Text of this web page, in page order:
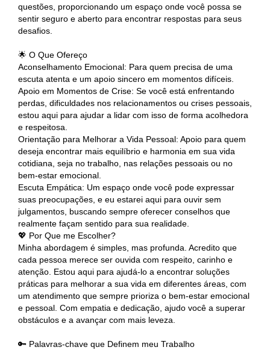
questões, proporcionando um espaço onde você possa se
sentir seguro e aberto para encontrar respostas para seus
desafios.
🌟 O Que Ofereço
Aconselhamento Emocional: Para quem precisa de uma
escuta atenta e um apoio sincero em momentos difíceis.
Apoio em Momentos de Crise: Se você está enfrentando
perdas, dificuldades nos relacionamentos ou crises pessoais,
estou aqui para ajudar a lidar com isso de forma acolhedora
e respeitosa.
Orientação para Melhorar a Vida Pessoal: Apoio para quem
deseja encontrar mais equilíbrio e harmonia em sua vida
cotidiana, seja no trabalho, nas relações pessoais ou no
bem-estar emocional.
Escuta Empática: Um espaço onde você pode expressar
suas preocupações, e eu estarei aqui para ouvir sem
julgamentos, buscando sempre oferecer conselhos que
realmente façam sentido para sua realidade.
💖 Por Que me Escolher?
Minha abordagem é simples, mas profunda. Acredito que
cada pessoa merece ser ouvida com respeito, carinho e
atenção. Estou aqui para ajudá-lo a encontrar soluções
práticas para melhorar a sua vida em diferentes áreas, com
um atendimento que sempre prioriza o bem-estar emocional
e pessoal. Com empatia e dedicação, ajudo você a superar
obstáculos e a avançar com mais leveza.
🔑 Palavras-chave que Definem meu Trabalho